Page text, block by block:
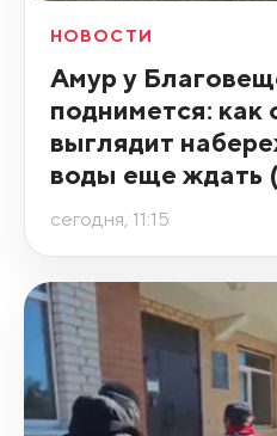
НОВОСТИ
Амур у
поднимется: как
выглядит
воды еще ждать
сегодня, 11:15